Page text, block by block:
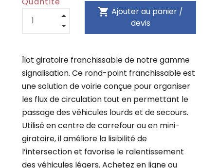
shopping_cart Ajouter au panier /
devis
Îlot giratoire franchissable de notre gamme
signalisation. Ce rond-point franchissable est
une solution de voirie conçue pour organiser
les flux de circulation tout en permettant le
passage des véhicules lourds et de secours.
Utilisé en centre de carrefour ou en mini-
giratoire, il améliore la lisibilité de
l’intersection et favorise le ralentissement
des véhicules légers. Achetez en ligne ou